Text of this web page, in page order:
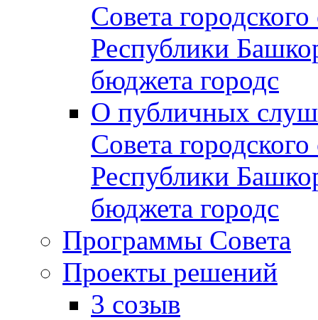
Совета
Республики
бюджета городс
О публичных
Совета
Республики
бюджета городс
Программы Совета
Проекты решений
3 созыв